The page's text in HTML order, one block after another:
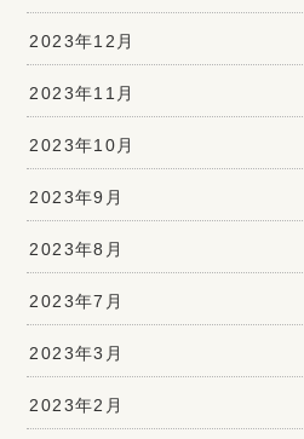
2023年12月
2023年11月
2023年10月
2023年9月
2023年8月
2023年7月
2023年3月
2023年2月